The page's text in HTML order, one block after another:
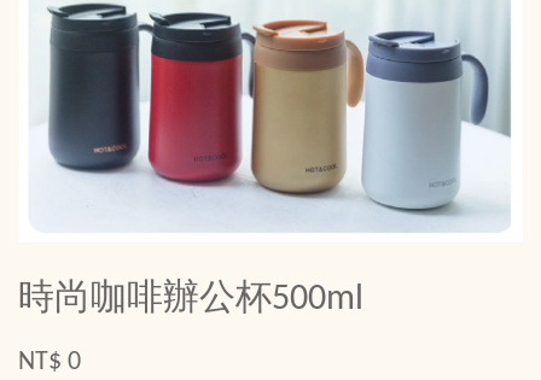
時尚咖啡辦公杯500ml
NT$ 0